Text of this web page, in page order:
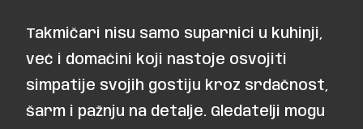
Takmičari nisu samo suparnici u kuhinji,
već i domaćini koji nastoje osvojiti
simpatije svojih gostiju kroz srdačnost,
šarm i pažnju na detalje. Gledatelji mogu